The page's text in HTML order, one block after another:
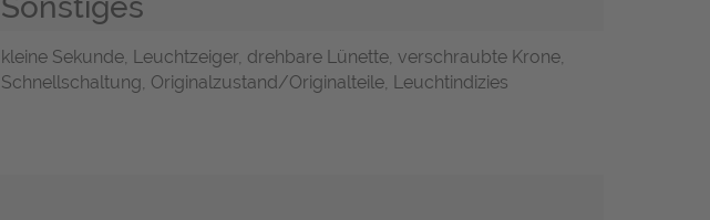
kleine Sekunde, Leuchtzeiger, drehbare Lünette, verschraubte Krone,
Schnellschaltung, Originalzustand/Originalteile, Leuchtindizies